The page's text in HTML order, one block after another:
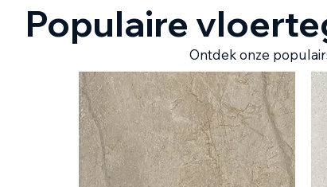
Populaire
Ontdek onze